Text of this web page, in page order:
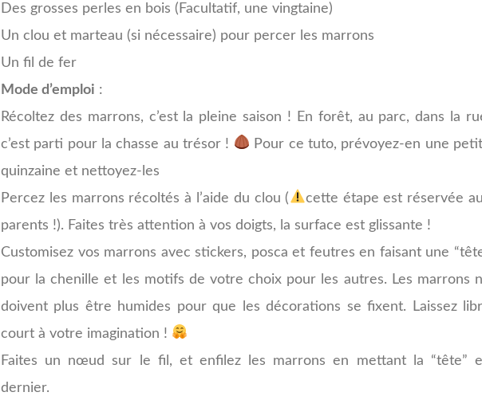
Des grosses perles en bois (Facultatif, une vingtaine)
Un clou et marteau (si nécessaire) pour percer les marrons
Un fil de fer
Mode d’emploi :
Récoltez des marrons, c’est la pleine saison ! En forêt, au parc, dans la
c’est parti pour la chasse au trésor !
Pour ce tuto, prévoyez-en une
quinzaine et nettoyez-les
Percez les marrons récoltés à l’aide du clou (
cette étape est réservée
parents !). Faites très attention à vos doigts, la surface est glissante !
Customisez vos marrons avec stickers, posca et feutres en faisant une
pour la chenille et les motifs de votre choix pour les autres. Les marrons
doivent plus être humides pour que les décorations se fixent. Laissez
court à votre imagination !
Faites un nœud sur le fil, et enfilez les marrons en mettant la “tête”
dernier.